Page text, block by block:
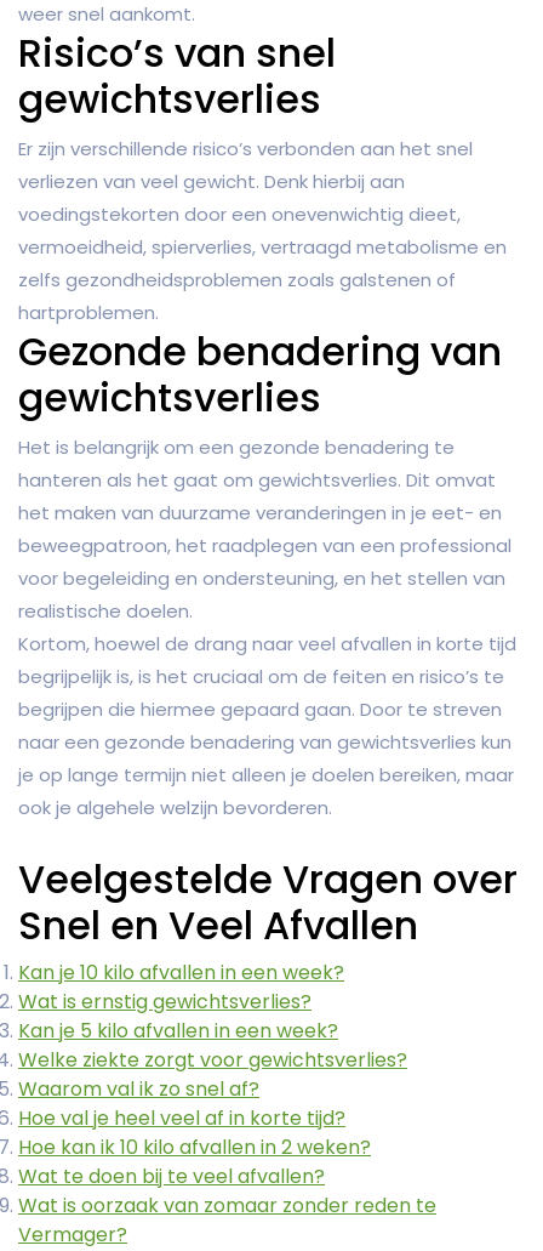
weer snel aankomt.
Risico’s van snel
gewichtsverlies
Er zijn verschillende risico’s verbonden aan het snel
verliezen van veel gewicht. Denk hierbij aan
voedingstekorten door een onevenwichtig dieet,
vermoeidheid, spierverlies, vertraagd metabolisme en
zelfs gezondheidsproblemen zoals galstenen of
hartproblemen.
Gezonde benadering van
gewichtsverlies
Het is belangrijk om een gezonde benadering te
hanteren als het gaat om gewichtsverlies. Dit omvat
het maken van duurzame veranderingen in je eet- en
beweegpatroon, het raadplegen van een professional
voor begeleiding en ondersteuning, en het stellen van
realistische doelen.
Kortom, hoewel de drang naar veel afvallen in korte tijd
begrijpelijk is, is het cruciaal om de feiten en risico’s te
begrijpen die hiermee gepaard gaan. Door te streven
naar een gezonde benadering van gewichtsverlies kun
je op lange termijn niet alleen je doelen bereiken, maar
ook je algehele welzijn bevorderen.
Veelgestelde Vragen over
Snel en Veel Afvallen
Kan je 10 kilo afvallen in een week?
Wat is ernstig gewichtsverlies?
Kan je 5 kilo afvallen in een week?
Welke ziekte zorgt voor gewichtsverlies?
Waarom val ik zo snel af?
Hoe val je heel veel af in korte tijd?
Hoe kan ik 10 kilo afvallen in 2 weken?
Wat te doen bij te veel afvallen?
Wat is oorzaak van zomaar zonder reden te
Vermager?